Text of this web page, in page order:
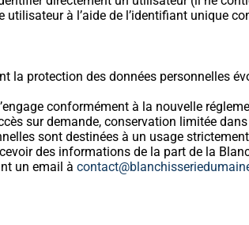
utilisateur à l’aide de l’identifiant unique
la protection des données personnelles
conformément à la nouvelle
sur demande, conservation limitée
sont destinées à un usage
des informations de la part de la
un email à